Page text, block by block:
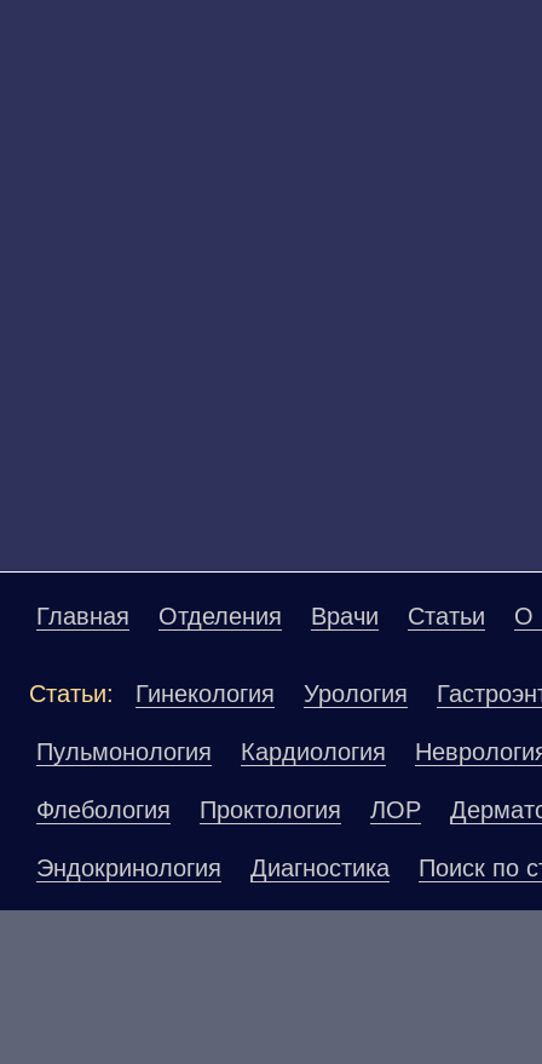
Главная Отделения Врачи Статьи О
Статьи: Гинекология Урология
Пульмонология Кардиология
Флебология Проктология ЛОР
Эндокринология Диагностика Поиск по